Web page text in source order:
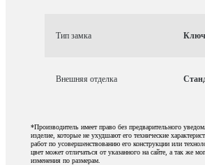
Тип замка
Внешняя отделка
*Производитель имеет право без предварительного
изделие, которые не ухудшают его технические
работ по усовершенствованию его конструкции или
цвет может отличаться от указанного на сайте, а так же
изменения по размерам.